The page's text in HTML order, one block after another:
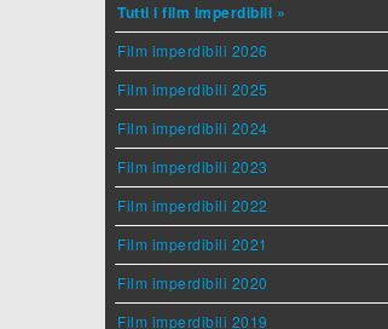
Tutti i film imperdibili »
Film imperdibili 2026
Film imperdibili 2025
Film imperdibili 2024
Film imperdibili 2023
Film imperdibili 2022
Film imperdibili 2021
Film imperdibili 2020
Film imperdibili 2019